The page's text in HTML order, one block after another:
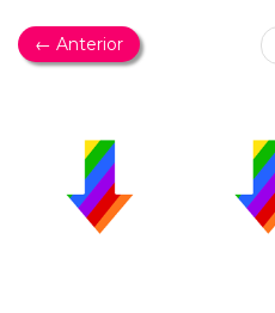
← Anterior